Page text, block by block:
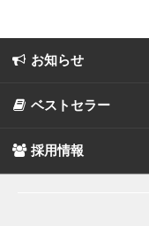
お知らせ
ベストセラー
採用情報